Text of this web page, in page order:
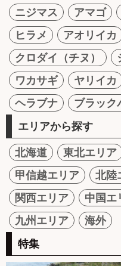
ニジマス
アマゴ
ヒラメ
アオリイカ
クロダイ（チヌ）
ワカサギ
ヤリイカ
ヘラブナ
ブラック
エリアから探す
北海道 東北エリア
甲信越エリア
北陸
関西エリア
中国エ
九州エリア
海外
特集